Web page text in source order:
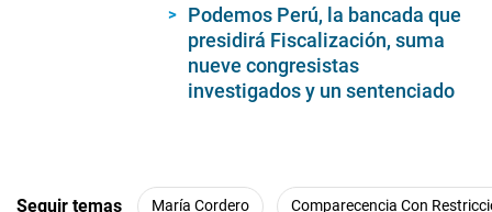
Podemos Perú, la bancada que
presidirá Fiscalización, suma
nueve congresistas
investigados y un sentenciado
Seguir temas María Cordero Comparecencia Con